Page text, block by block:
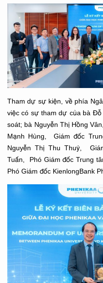
Tham dự sự kiện, về phía
việc có sự tham dự của bà
soát; bà Nguyễn Thị Hồng
Mạnh Hùng, Giám đốc
Nguyễn Thị Thu Thuỷ,
Tuấn, Phó Giám đốc Trung
Phó Giám đốc KienlongBank